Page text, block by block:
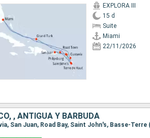
EXPLORA III
15 d
Suite
Miami
22/11/2026
, ANTIGUA Y BARBUDA